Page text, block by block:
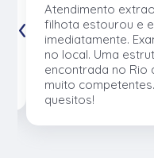
Atendimento
filhota estourou e
imediatamente.
no local. Uma
encontrada no Rio
muito
quesitos!
‹